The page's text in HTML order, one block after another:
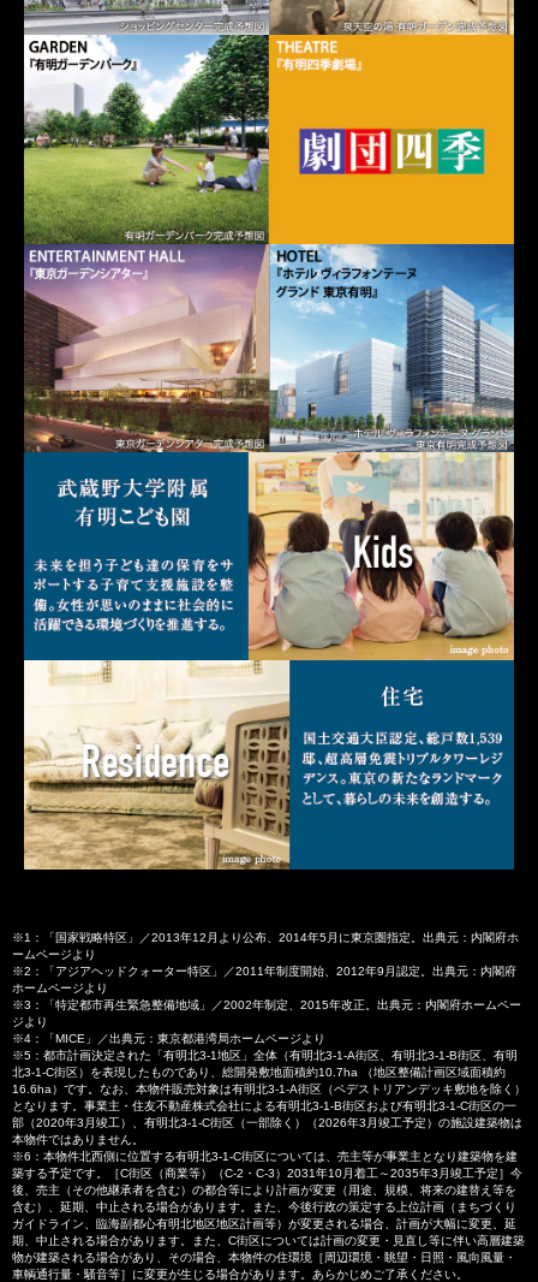
※1：「国家戦略特区」／2013年12月より公布、2014年5月に東京圏指定。出典元：内閣府ホ
ームページより
※2：「アジアヘッドクォーター特区」／2011年制度開始、2012年9月認定。出典元：内閣府
ホームページより
※3：「特定都市再生緊急整備地域」／2002年制定、2015年改正。出典元：内閣府ホームペー
ジより
※4：「MICE」／出典元：東京都港湾局ホームページより
※5：都市計画決定された「有明北3-1地区」全体（有明北3-1-A街区、有明北3-1-B街区、有明
北3-1-C街区）を表現したものであり、総開発敷地面積約10.7ha （地区整備計画区域面積約
16.6ha）です。なお、本物件販売対象は有明北3-1-A街区（ペデストリアンデッキ敷地を除く）
となります。事業主・住友不動産株式会社による有明北3-1-B街区および有明北3-1-C街区の一
部（2020年3月竣工）、有明北3-1-C街区（一部除く）（2026年3月竣工予定）の施設建築物は
本物件ではありません。
※6：本物件北西側に位置する有明北3-1-C街区については、売主等が事業主となり建築物を建
築する予定です。［C街区（商業等）（C-2・C-3）2031年10月着工～2035年3月竣工予定］今
後、売主（その他継承者を含む）の都合等により計画が変更（用途、規模、将来の建替え等を
含む）、延期、中止される場合があります。また、今後行政の策定する上位計画（まちづくり
ガイドライン、臨海副都心有明北地区地区計画等）が変更される場合、計画が大幅に変更、延
期、中止される場合があります。また、C街区については計画の変更・見直し等に伴い高層建築
物が建築される場合があり、その場合、本物件の住環境［周辺環境・眺望・日照・風向風量・
車輌通行量・騒音等］に変更が生じる場合があります。あらかじめご了承ください。